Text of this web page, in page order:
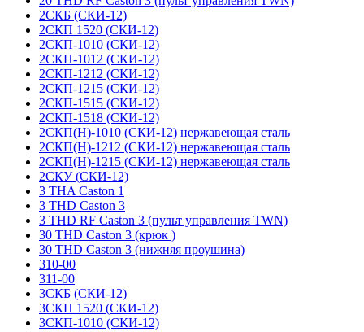
2СКБ (СКИ-12)
2СКП 1520 (СКИ-12)
2СКП-1010 (СКИ-12)
2СКП-1012 (СКИ-12)
2СКП-1212 (СКИ-12)
2СКП-1215 (СКИ-12)
2СКП-1515 (СКИ-12)
2СКП-1518 (СКИ-12)
2СКП(Н)-1010 (СКИ-12) нержавеющая сталь
2СКП(Н)-1212 (СКИ-12) нержавеющая сталь
2СКП(Н)-1215 (СКИ-12) нержавеющая сталь
2СКУ (СКИ-12)
3 THA Caston 1
3 THD Caston 3
3 THD RF Caston 3 (пульт управления TWN)
30 THD Caston 3 (крюк )
30 THD Caston 3 (нижняя проушина)
310-00
311-00
3СКБ (СКИ-12)
3СКП 1520 (СКИ-12)
3СКП-1010 (СКИ-12)